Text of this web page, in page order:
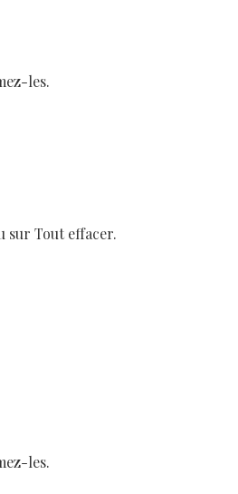
les.
sur Tout effacer.
les.